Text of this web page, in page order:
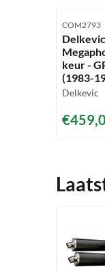
COM2793
keur -
(1983-
Merk:
Delkevic
Prijs: